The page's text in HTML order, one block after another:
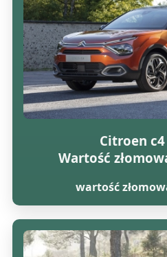
Citroen
Wartość
wartość